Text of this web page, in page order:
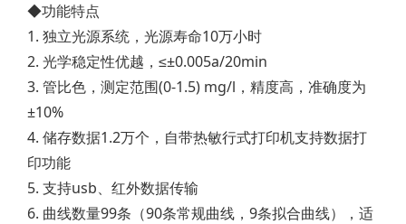
◆功能特点
1. 独立光源系统，光源寿命10万小时
2. 光学稳定性优越，≤±0.005a/20min
3. 管比色，测定范围(0-1.5) mg/l，精度高，准确度为
±10%
4. 储存数据1.2万个，自带热敏行式打印机支持数据打
印功能
5. 支持usb、红外数据传输
6. 曲线数量99条（90条常规曲线，9条拟合曲线），适